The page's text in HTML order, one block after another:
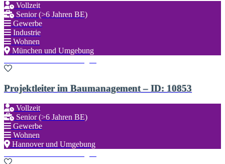
Vollzeit
Senior (>6 Jahren BE)
Gewerbe
Industrie
Wohnen
München und Umgebung
Projektleiter im Baumanagement – ID: 10853
Vollzeit
Senior (>6 Jahren BE)
Gewerbe
Wohnen
Hannover und Umgebung